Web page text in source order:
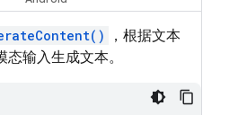
，根据文本
输入生成文本。